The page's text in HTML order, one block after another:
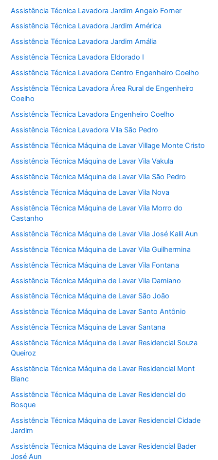
Assistência Técnica Lavadora Jardim Angelo Forner
Assistência Técnica Lavadora Jardim América
Assistência Técnica Lavadora Jardim Amália
Assistência Técnica Lavadora Eldorado I
Assistência Técnica Lavadora Centro Engenheiro Coelho
Assistência Técnica Lavadora Área Rural de Engenheiro
Coelho
Assistência Técnica Lavadora Engenheiro Coelho
Assistência Técnica Lavadora Vila São Pedro
Assistência Técnica Máquina de Lavar Village Monte Cristo
Assistência Técnica Máquina de Lavar Vila Vakula
Assistência Técnica Máquina de Lavar Vila São Pedro
Assistência Técnica Máquina de Lavar Vila Nova
Assistência Técnica Máquina de Lavar Vila Morro do
Castanho
Assistência Técnica Máquina de Lavar Vila José Kalil Aun
Assistência Técnica Máquina de Lavar Vila Guilhermina
Assistência Técnica Máquina de Lavar Vila Fontana
Assistência Técnica Máquina de Lavar Vila Damiano
Assistência Técnica Máquina de Lavar São João
Assistência Técnica Máquina de Lavar Santo Antônio
Assistência Técnica Máquina de Lavar Santana
Assistência Técnica Máquina de Lavar Residencial Souza
Queiroz
Assistência Técnica Máquina de Lavar Residencial Mont
Blanc
Assistência Técnica Máquina de Lavar Residencial do
Bosque
Assistência Técnica Máquina de Lavar Residencial Cidade
Jardim
Assistência Técnica Máquina de Lavar Residencial Bader
José Aun